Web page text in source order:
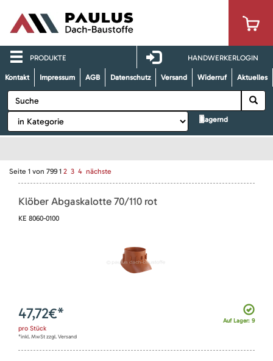
PRODUKTE HANDWERKERLOGIN
Kontakt Impressum AGB Datenschutz Versand Widerruf Aktuelles
lagernd
Seite 1 von 799 1 2 3 4 nächste
Klöber Abgaskalotte 70/110 rot
KE 8060-0100
Auf Lager: 9
47,72€*
pro Stück
*inkl. MwSt zzgl. Versand